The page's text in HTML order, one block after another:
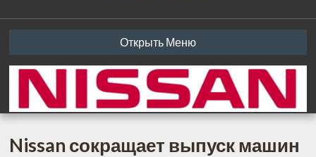
Открыть Меню
Nissan сокращает выпуск машин